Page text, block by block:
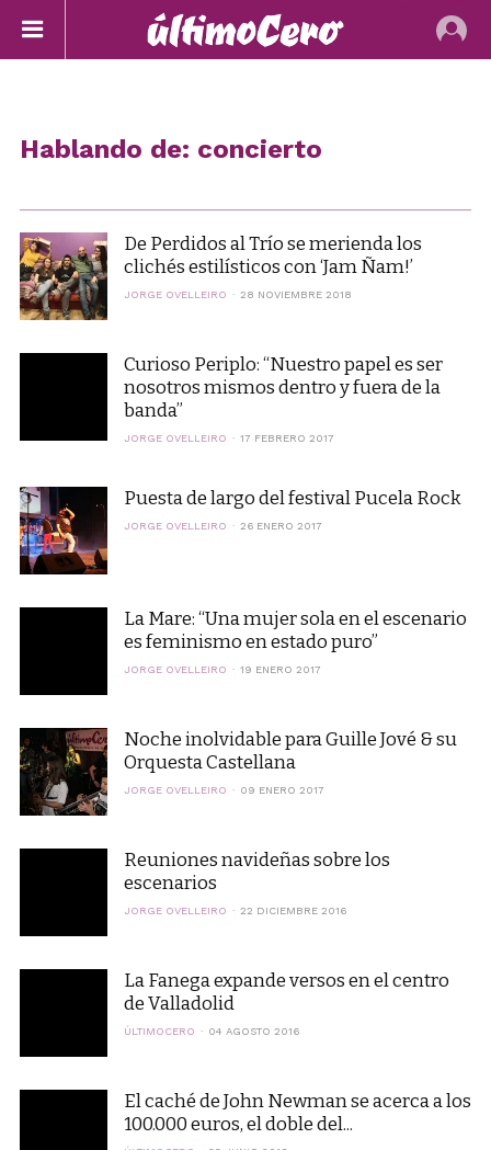
Hablando de: concierto
De Perdidos al Trío se merienda los
clichés estilísticos con ‘Jam Ñam!’
JORGE OVELLEIRO 28 NOVIEMBRE 2018
Curioso Periplo: “Nuestro papel es ser
nosotros mismos dentro y fuera de la
banda”
JORGE OVELLEIRO 17 FEBRERO 2017
Puesta de largo del festival Pucela Rock
JORGE OVELLEIRO 26 ENERO 2017
La Mare: “Una mujer sola en el escenario
es feminismo en estado puro”
JORGE OVELLEIRO 19 ENERO 2017
Noche inolvidable para Guille Jové & su
Orquesta Castellana
JORGE OVELLEIRO 09 ENERO 2017
Reuniones navideñas sobre los
escenarios
JORGE OVELLEIRO 22 DICIEMBRE 2016
La Fanega expande versos en el centro
de Valladolid
ÚLTIMOCERO 04 AGOSTO 2016
El caché de John Newman se acerca a los
100.000 euros, el doble del...